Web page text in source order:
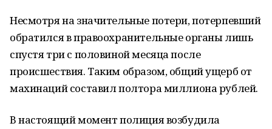
Несмотря на значительные потери, потерпевший
обратился в правоохранительные органы лишь
спустя три с половиной месяца после
происшествия. Таким образом, общий ущерб от
махинаций составил полтора миллиона рублей.
В настоящий момент полиция возбудила